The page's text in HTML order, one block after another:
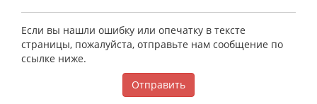
Если вы нашли ошибку или опечатку в тексте
страницы, пожалуйста, отправьте нам сообщение по
ссылке ниже.
Отправить